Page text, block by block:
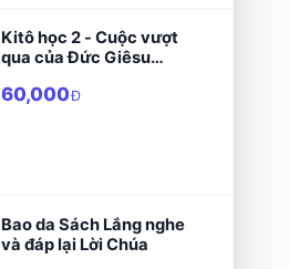
Kitô học 2 - Cuộc vượt
qua của Đức Giêsu
60,000Đ
Bao da Sách Lắng nghe
và đáp lại Lời Chúa